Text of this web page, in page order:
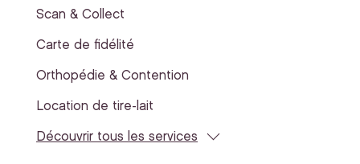
Scan & Collect
Carte de fidélité
Orthopédie & Contention
Location de tire-lait
Découvrir tous les services